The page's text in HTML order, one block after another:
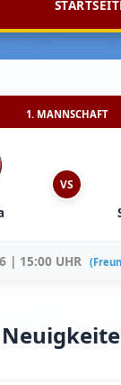
1. MANNSCHAFT
VS
| 15:00 UHR